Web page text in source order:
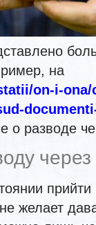
на
on-i-
о разводе
через
желает